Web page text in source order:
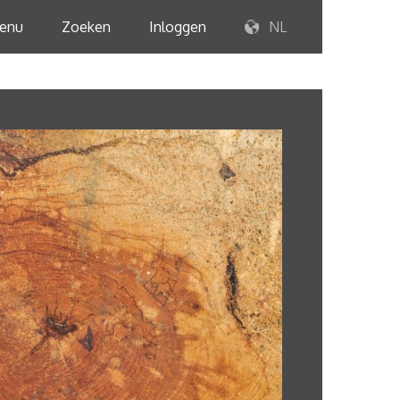
Zoeken Inloggen NL